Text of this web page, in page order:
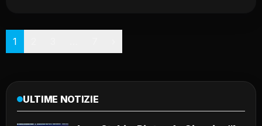
Paginazione
1
ULTIME NOTIZIE